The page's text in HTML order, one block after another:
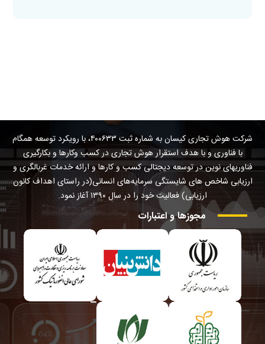
شرکت هوش تجاری کیسان به شماره ثبت ۴۰۰۶۳۳، با رویکرد توسعه همگام
با فناوری و با هدف استقرار هوش تجاری در کسب وکارها و بکارگیری
فناوریهای نوین در توسعه دیجتالی کسب و کارها و ارائه خدمات غربالگری و
ارزیابی شاخص های شایستگی سرمایه‌های انسانی(در راستای اهداف کانون
ارزیابی) فعالیت خود را در سال ۱۳۹۰ آغاز نمود.
مجوزها و اعتبارات